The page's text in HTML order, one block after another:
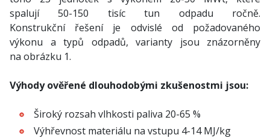
spalují 50-150 tisíc tun odpadu ročně.
Konstrukční řešení je odvislé od požadovaného
výkonu a typů odpadů, varianty jsou znázorněny
na obrázku 1.
Výhody ověřené dlouhodobými zkušenostmi jsou:
Široký rozsah vlhkosti paliva 20-65 %
Výhřevnost materiálu na vstupu 4-14 MJ/kg